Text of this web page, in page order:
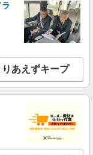
りあえずキープ